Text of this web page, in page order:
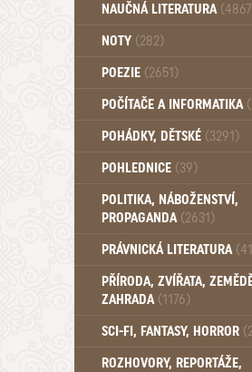
NAUČNÁ LITERATURA
Zdraví a zdraví životní styl
NOTY (282)
POEZIE (2651)
POČÍTAČE A INFORMATIKA
POHÁDKY, DĚTSKÉ (3291)
Pro děti a mládež (2887)
Pohádky, Dětské - Od roku
POHLEDNICE (39)
POLITIKA, NÁBOŽENSTVÍ,
PROPAGANDA (2631)
PRÁVNICKÁ LITERATURA
PŘÍRODA, ZVÍŘATA,
ZAHRADA (1176)
SCI-FI, FANTASY, HORROR
UFO (14)
ROZHOVORY, REPORTÁŽE,